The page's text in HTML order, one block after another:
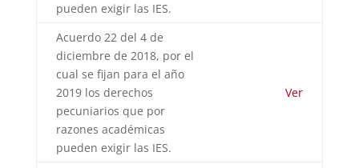
pueden exigir las IES.
Acuerdo 22 del 4 de
diciembre de 2018, por el
cual se fijan para el año
2019 los derechos
pecuniarios que por
razones académicas
pueden exigir las IES.
Ver